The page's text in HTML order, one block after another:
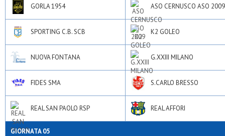
GORLA 1954 ASO CERNUSCO ASO 2009
SPORTING C.B. SCB K2 GOLEO
NUOVA FONTANA G.XXIII MILANO
FIDES SMA S.CARLO BRESSO
REAL SAN PAOLO RSP REAL AFFORI
GIORNATA 05